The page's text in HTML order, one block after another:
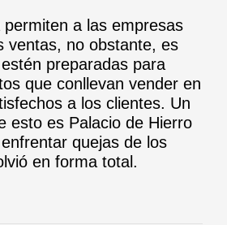
a las empresas
ventas, no obstante, es
preparadas para
que conllevan vender en
a los clientes. Un
esto es Palacio de Hierro
quejas de los
en forma total.